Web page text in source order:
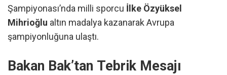
Şampiyonası’nda milli sporcu İlke Özyüksel
Mihrioğlu altın madalya kazanarak Avrupa
şampiyonluğuna ulaştı.
Bakan Bak’tan Tebrik Mesajı